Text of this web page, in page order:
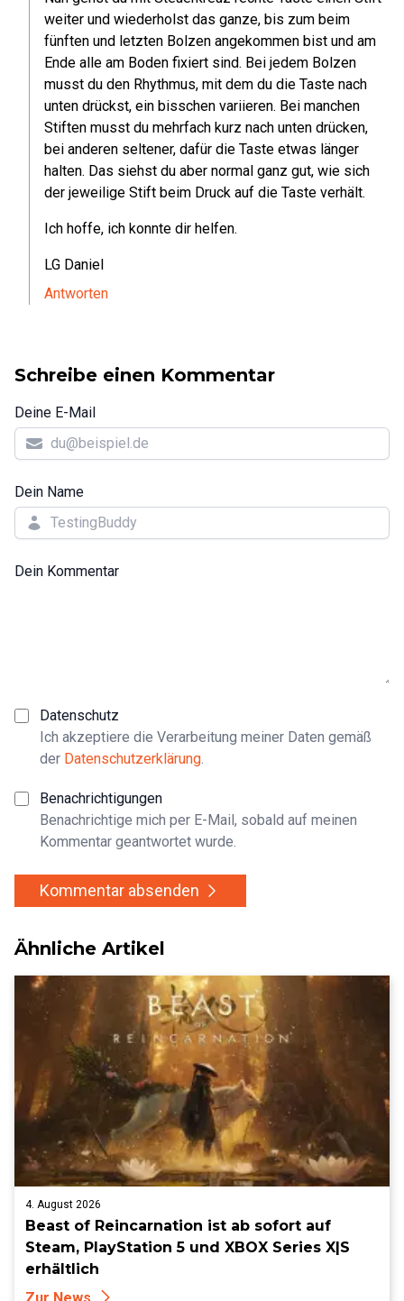
weiter und wiederholst das ganze, bis zum beim
fünften und letzten Bolzen angekommen bist und am
Ende alle am Boden fixiert sind. Bei jedem Bolzen
musst du den Rhythmus, mit dem du die Taste nach
unten drückst, ein bisschen variieren. Bei manchen
Stiften musst du mehrfach kurz nach unten drücken,
bei anderen seltener, dafür die Taste etwas länger
halten. Das siehst du aber normal ganz gut, wie sich
der jeweilige Stift beim Druck auf die Taste verhält.
Ich hoffe, ich konnte dir helfen.
LG Daniel
Antworten
Schreibe einen Kommentar
Deine E-Mail
Dein Name
Dein Kommentar
Datenschutz
Ich akzeptiere die Verarbeitung meiner Daten gemäß
der Datenschutzerklärung
Benachrichtigungen
Benachrichtige mich per E-Mail, sobald auf meinen
Kommentar geantwortet wurde.
Kommentar absenden
Ähnliche Artikel
4. August 2026
Beast of Reincarnation ist ab sofort auf
Steam, PlayStation 5 und XBOX Series X|S
erhältlich
Zur News